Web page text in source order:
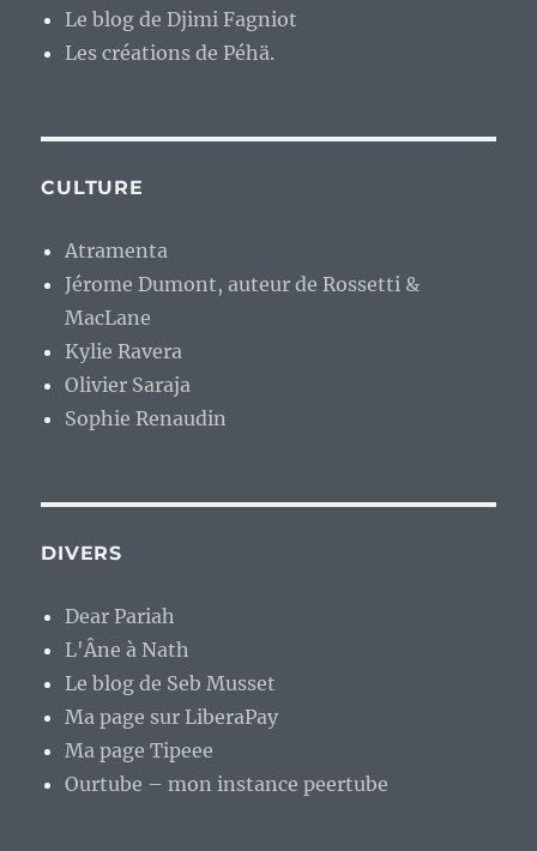
Le blog de Djimi Fagniot
Les créations de Péhä.
CULTURE
Atramenta
Jérome Dumont, auteur de Rossetti &
MacLane
Kylie Ravera
Olivier Saraja
Sophie Renaudin
DIVERS
Dear Pariah
L'Âne à Nath
Le blog de Seb Musset
Ma page sur LiberaPay
Ma page Tipeee
Ourtube – mon instance peertube